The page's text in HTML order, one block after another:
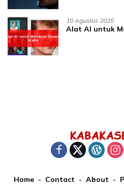
10 Agustus 2025
Alat AI untuk
Home Contact About